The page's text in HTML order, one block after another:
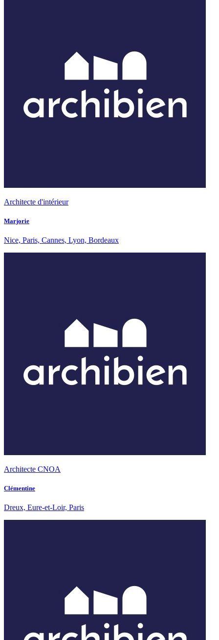
Architecte d'intérieur
Marjorie
Nice, Paris, Cannes, Lyon, Bordeaux
Architecte CNOA
Clémentine
Dreux, Eure-et-Loir, Paris